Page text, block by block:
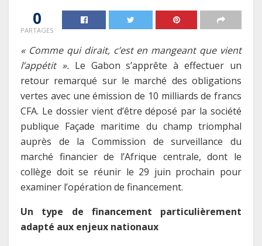
0
PARTAGES
« Comme qui dirait, c’est en mangeant que vient
l’appétit ».Le Gabon s’apprête à effectuer un
retour remarqué sur le marché des obligations
vertes avec une émission de 10 milliards de francs
CFA. Le dossier vient d’être déposé par la société
publique Façade maritime du champ triomphal
auprès de la Commission de surveillance du
marché financier de l’Afrique centrale, dont le
collège doit se réunir le 29 juin prochain pour
examiner l’opération de financement.
Un type de financement particulièrement
adapté aux enjeux nationaux